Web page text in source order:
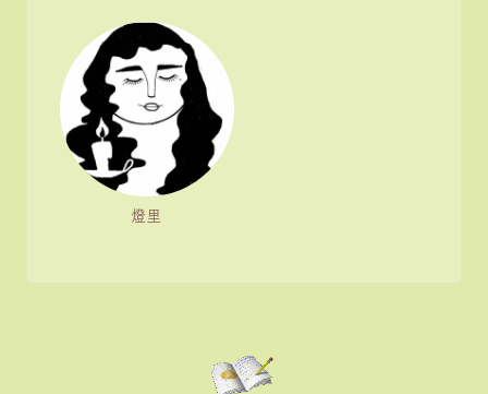
燈里